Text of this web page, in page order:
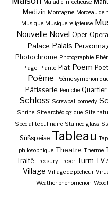
Maladie infectieuse
Medizin Montagne Morceau de
Musique Musique religieuse
Nouvelle Novel Oper
Palace Palais
Photochrome Photographie
Plage Plante Plat Poem
Poème Poème
Pâtisserie Péniche Quartier
Schloss Screwball oomedy
Shrine Site archéologique Site
Spécialité culinaire Stained glass
Süßspeise Tableau
philosophique Theatre Therme
Traité Treasury Trésor Turm TV
Village Village de pêcheur
Weather phenomenon